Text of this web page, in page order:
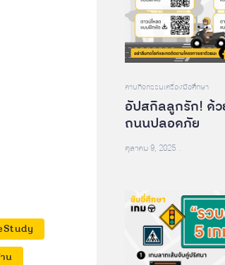
น
คาบกิจกรรมเครื่องมือศึกษา
อัปสกิลลูกรัก! ด้
ถนนปลอดภัย
ตุลาคม 9, 2025